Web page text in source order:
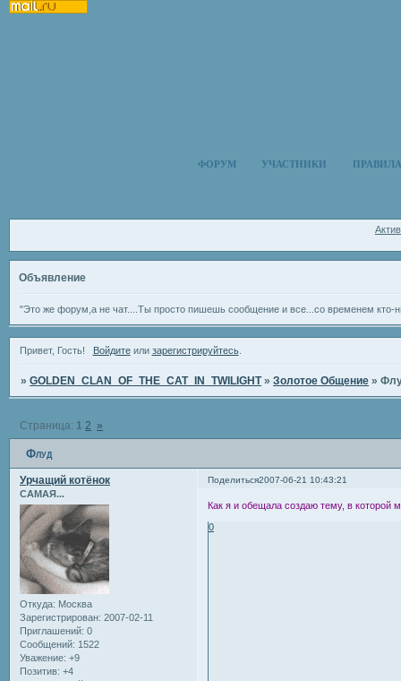
ФОРУМ УЧАСТНИКИ ПРАВИЛА
Объявление
"Это же форум,а не чат....Ты просто пишешь сообщение и все...со временем
Привет, Гость! Войдитеили зарегистрируйтесь.
»GOLDEN_CLAN_OF_THE_CAT_IN_TWILIGHT »Золотое Общение »
Флуд
Страница: 1 2 »
Поделиться2007-06-21 10:43:21
Урчащий котёнок
САМАЯ...
Откуда: Москва
Зарегистрирован: 2007-02-11
Приглашений: 0
Сообщений: 1522
Уважение: +9
Позитив: +4
Как я и обещала создаю тему, в которой
0